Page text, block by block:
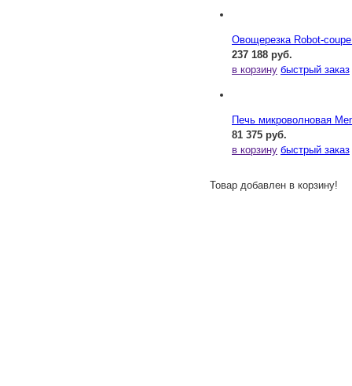
Овощерезка Robot-
237 188 руб.
в корзину быстрый заказ
Печь микроволновая
81 375 руб.
в корзину быстрый заказ
Товар добавлен в корзину!